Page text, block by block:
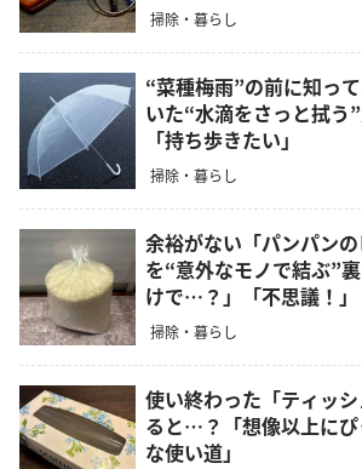
掃除・暮らし
“菜種梅雨”の前に知っ
いた“水滴をさっと拭う
「持ち歩きたい」
掃除・暮らし
余裕がない「パンパン
を“意外なモノで結ぶ”
けで…？」「不思議！」
掃除・暮らし
使い終わった「ティッ
ると…？「想像以上に
な使い道」